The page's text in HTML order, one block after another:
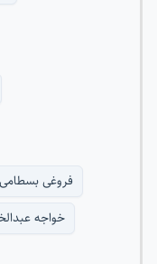
فروغی بسطامی
خواجه